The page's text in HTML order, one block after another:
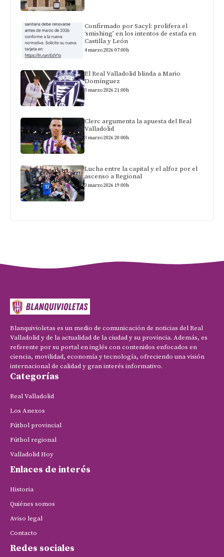
Confirmado por Sacyl: prolifera el
‘smishing’ en los intentos de estafa en
Castilla y León
4 marzo 2026 07:00h
El Real Valladolid blinda a Mario
Domínguez
3 marzo 2026 21:00h
Clerc argumenta la apuesta del Real
Valladolid
3 marzo 2026 20:00h
Lucha entre la capital y el alfoz por el
ascenso a Regional
3 marzo 2026 19:00h
Blanquivioletas es un medio de comunicación de noticias del Real
Valladolid y de la actualidad de la ciudad y su provincia. Además, es
referente por su portal en inglés con contenidos enfocados en
ciencia, movilidad, economía y tecnología, ofreciendo una visión
internacional de calidad y gran interés informativo.
Categorías
Real Valladolid
Los Anexos
Fútbol provincial
Fútbol regional
Valladolid Hoy
Enlaces de interés
Historia
Quiénes somos
Aviso legal
Contacto
Redes sociales